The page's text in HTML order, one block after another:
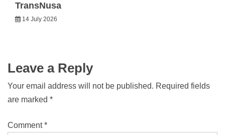
TransNusa
14 July 2026
Leave a Reply
Your email address will not be published. Required fields
are marked *
Comment*